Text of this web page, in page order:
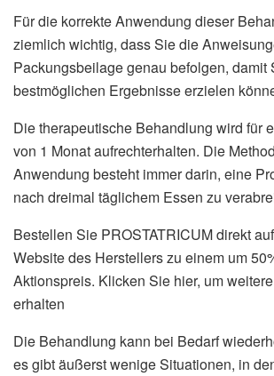
Für die korrekte Anwendung dieser
ziemlich wichtig, dass Sie die
Packungsbeilage genau befolgen, damit
bestmöglichen Ergebnisse erzielen
Die therapeutische Behandlung wird für
von 1 Monat aufrechterhalten. Die
Anwendung besteht immer darin, eine
nach dreimal täglichem Essen zu
Bestellen Sie PROSTATRICUM direkt
Website des Herstellers zu einem um
Aktionspreis. Klicken Sie hier, um
erhalten
Die Behandlung kann bei Bedarf
es gibt äußerst wenige Situationen, in